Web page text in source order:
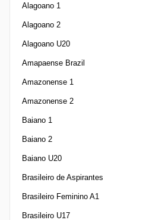
Alagoano 1
Alagoano 2
Alagoano U20
Amapaense Brazil
Amazonense 1
Amazonense 2
Baiano 1
Baiano 2
Baiano U20
Brasileiro de Aspirantes
Brasileiro Feminino A1
Brasileiro U17